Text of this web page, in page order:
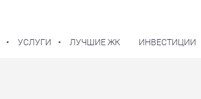
УСЛУГИ ЛУЧШИЕ ЖК ИНВЕСТИЦИИ